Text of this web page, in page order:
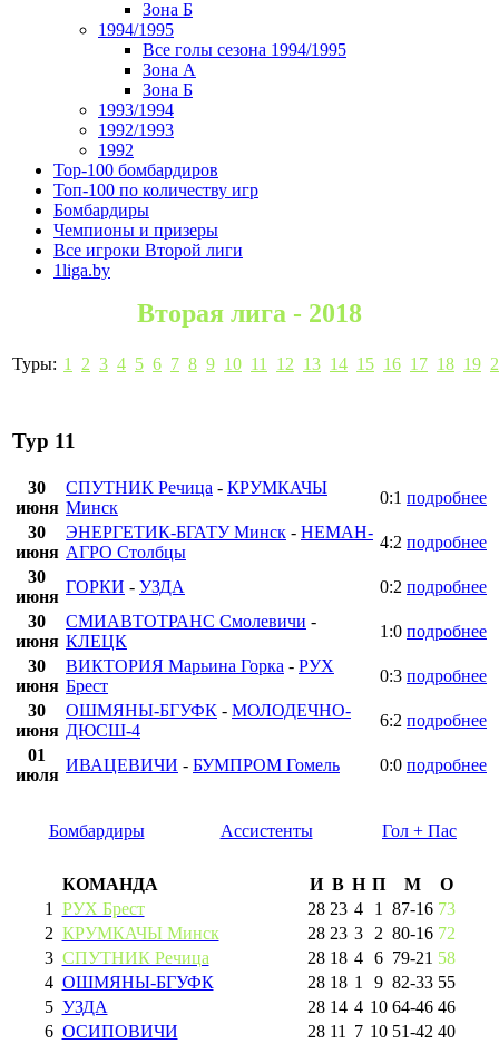
Зона Б
1994/1995
Все голы сезона 1994/1995
Зона А
Зона Б
1993/1994
1992/1993
1992
Top-100 бомбардиров
Топ-100 по количеству игр
Бомбардиры
Чемпионы и призеры
Все игроки Второй лиги
1liga.by
Вторая лига - 2018
Туры: 1 2 3 4 5 6 7 8 9 10 11 12 13 14 15 16 17 18 19
Тур 11
30
июня
СПУТНИК Речица - КРУМКАЧЫ
Минск
0:1 подробнее
30
июня
ЭНЕРГЕТИК-БГАТУ Минск - НЕМАН-
АГРО Столбцы
4:2 подробнее
30
июня
ГОРКИ - УЗДА 0:2 подробнее
30
июня
СМИАВТОТРАНС Смолевичи -
КЛЕЦК
1:0 подробнее
30
июня
ВИКТОРИЯ Марьина Горка - РУХ
Брест
0:3 подробнее
30
июня
ОШМЯНЫ-БГУФК - МОЛОДЕЧНО-
ДЮСШ-4
6:2 подробнее
01
июля
ИВАЦЕВИЧИ - БУМПРОМ Гомель 0:0 подробнее
Бомбардиры Ассистенты Гол + Пас
КОМАНДА И В Н П М
О
1
РУХ Брест 28 23 4 1 87-16 73
2 КРУМКАЧЫ Минск 28 23 3 2 80-16 72
3 СПУТНИК Речица 28 18 4 6 79-21 58
4 ОШМЯНЫ-БГУФК 28 18 1 9 82-33 55
5 УЗДА 28 14 4 10 64-46 46
6 ОСИПОВИЧИ 28 11 7 10 51-42 40